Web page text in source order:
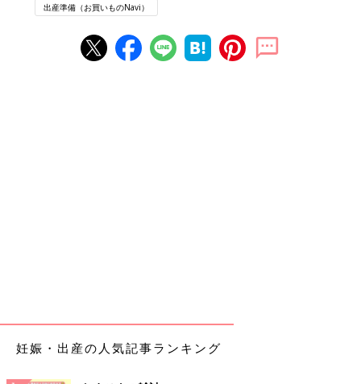
出産準備（お買いものNavi）
妊娠・出産の人気記事ランキング